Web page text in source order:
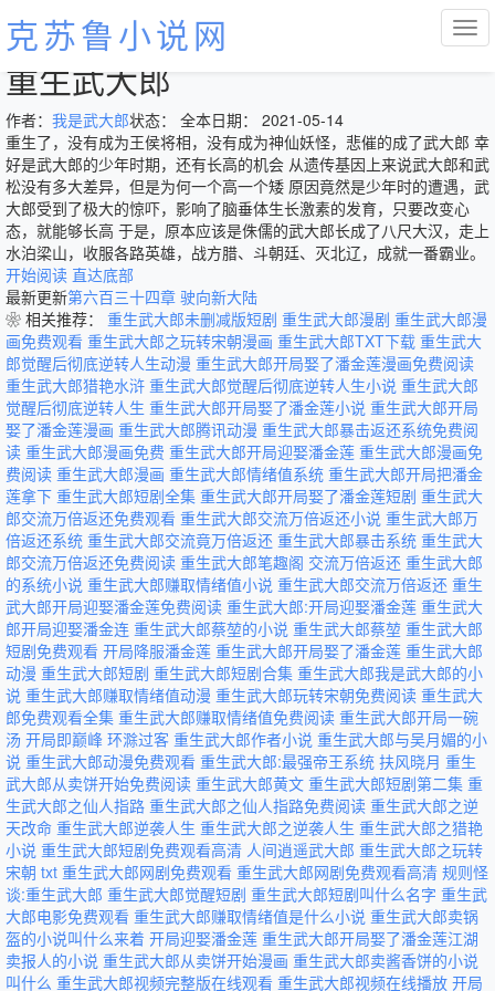
克苏鲁小说网
重生武大郎
作者： 我是武大郎状态： 全本日期： 2021-05-14
重生了，没有成为王侯将相，没有成为神仙妖怪，悲催的成了武大郎 幸
好是武大郎的少年时期，还有长高的机会 从遗传基因上来说武大郎和武
松没有多大差异，但是为何一个高一个矮 原因竟然是少年时的遭遇，武
大郎受到了极大的惊吓，影响了脑垂体生长激素的发育，只要改变心
态，就能够长高 于是，原本应该是侏儒的武大郎长成了八尺大汉，走上
水泊梁山，收服各路英雄，战方腊、斗朝廷、灭北辽，成就一番霸业。
开始阅读 直达底部
最新更新第六百三十四章 驶向新大陆
❀ 相关推荐： 重生武大郎未删减版短剧 重生武大郎漫剧 重生武大郎漫
画免费观看 重生武大郎之玩转宋朝漫画 重生武大郎TXT下载 重生武大
郎觉醒后彻底逆转人生动漫 重生武大郎开局娶了潘金莲漫画免费阅读
重生武大郎猎艳水浒 重生武大郎觉醒后彻底逆转人生小说 重生武大郎
觉醒后彻底逆转人生 重生武大郎开局娶了潘金莲小说 重生武大郎开局
娶了潘金莲漫画 重生武大郎腾讯动漫 重生武大郎暴击返还系统免费阅
读 重生武大郎漫画免费 重生武大郎开局迎娶潘金莲 重生武大郎漫画免
费阅读 重生武大郎漫画 重生武大郎情绪值系统 重生武大郎开局把潘金
莲拿下 重生武大郎短剧全集 重生武大郎开局娶了潘金莲短剧 重生武大
郎交流万倍返还免费观看 重生武大郎交流万倍返还小说 重生武大郎万
倍返还系统 重生武大郎交流竟万倍返还 重生武大郎暴击系统 重生武大
郎交流万倍返还免费阅读 重生武大郎笔趣阁 交流万倍返还 重生武大郎
的系统小说 重生武大郎赚取情绪值小说 重生武大郎交流万倍返还 重生
武大郎开局迎娶潘金莲免费阅读 重生武大郎:开局迎娶潘金莲 重生武大
郎开局迎娶潘金连 重生武大郎蔡堃的小说 重生武大郎蔡堃 重生武大郎
短剧免费观看 开局降服潘金莲 重生武大郎开局娶了潘金莲 重生武大郎
动漫 重生武大郎短剧 重生武大郎短剧合集 重生武大郎我是武大郎的小
说 重生武大郎赚取情绪值动漫 重生武大郎玩转宋朝免费阅读 重生武大
郎免费观看全集 重生武大郎赚取情绪值免费阅读 重生武大郎开局一碗
汤 开局即巅峰 环滁过客 重生武大郎作者小说 重生武大郎与吴月媚的小
说 重生武大郎动漫免费观看 重生武大郎:最强帝王系统 扶风晓月 重生
武大郎从卖饼开始免费阅读 重生武大郎黄文 重生武大郎短剧第二集 重
生武大郎之仙人指路 重生武大郎之仙人指路免费阅读 重生武大郎之逆
天改命 重生武大郎逆袭人生 重生武大郎之逆袭人生 重生武大郎之猎艳
小说 重生武大郎短剧免费观看高清 人间逍遥武大郎 重生武大郎之玩转
宋朝 txt 重生武大郎网剧免费观看 重生武大郎网剧免费观看高清 规则怪
谈:重生武大郎 重生武大郎觉醒短剧 重生武大郎短剧叫什么名字 重生武
大郎电影免费观看 重生武大郎赚取情绪值是什么小说 重生武大郎卖锅
盔的小说叫什么来着 开局迎娶潘金莲 重生武大郎开局娶了潘金莲江湖
卖报人的小说 重生武大郎从卖饼开始漫画 重生武大郎卖酱香饼的小说
叫什么 重生武大郎视频完整版在线观看 重生武大郎视频在线播放 开局